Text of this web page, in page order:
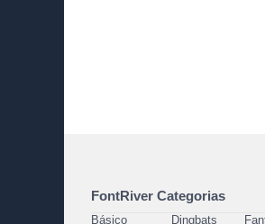
FontRiver Categorias
Básico
Dingbats